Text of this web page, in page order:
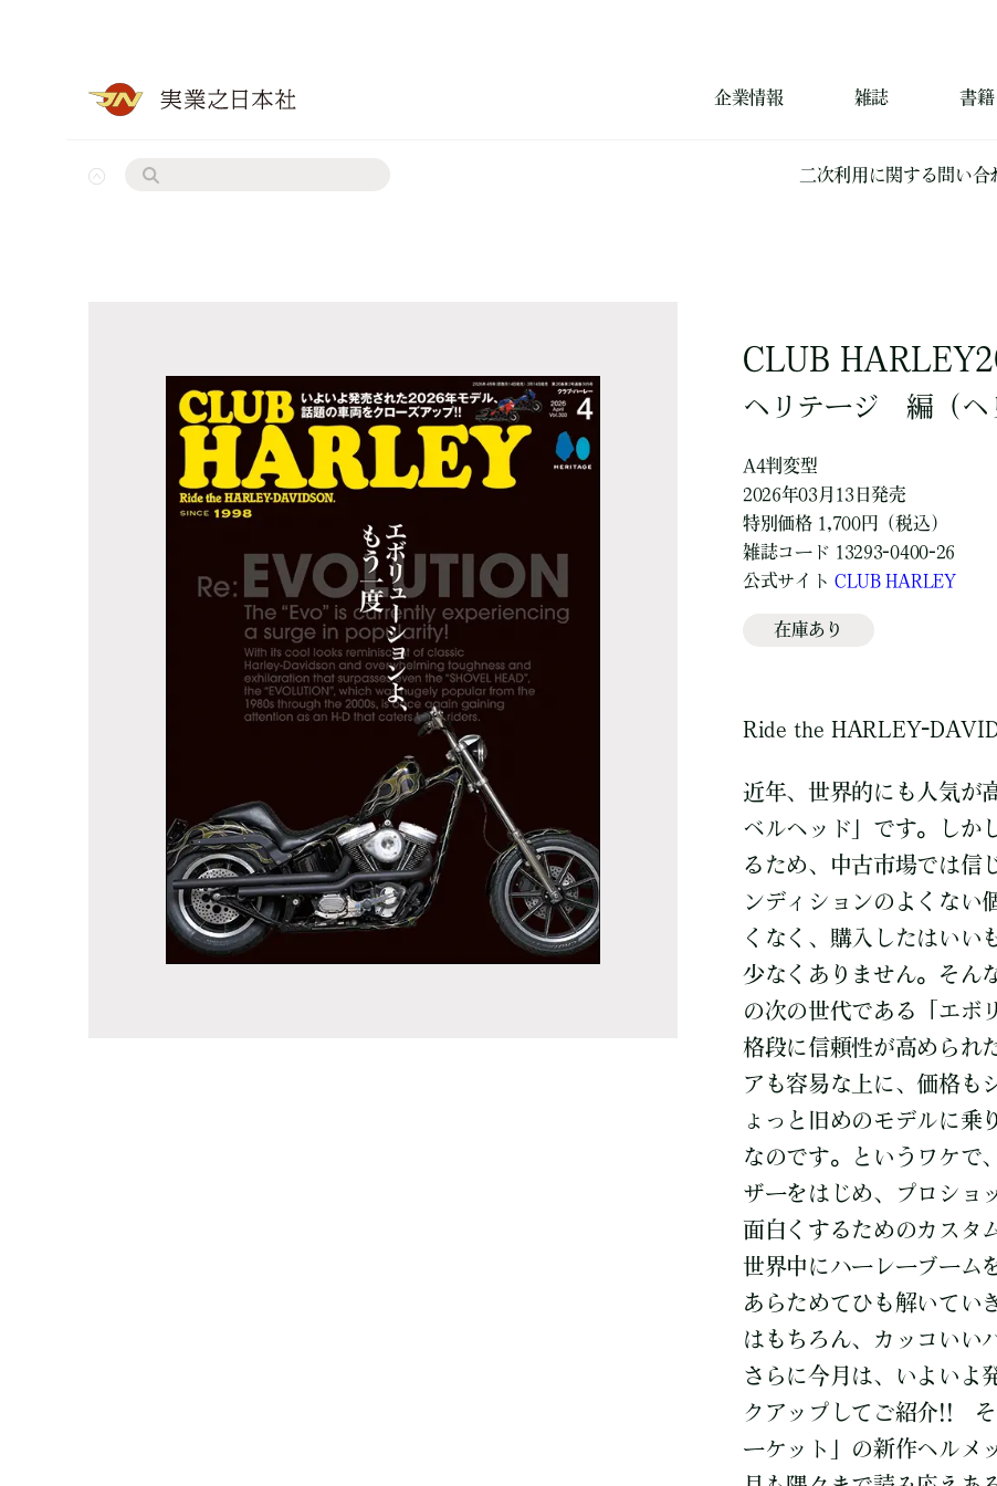
企業情報 雑誌 書籍
二次利用に関する問い合
CLUB
ヘリテージ 編 （
A4判変型
2026年03月13日発売
特別価格 1,700円（税込）
雑誌コード 13293-0400-26
公式サイトCLUB HARLEY
在庫あり
Ride the HARLEY-
近年、世界的にも人気が
ベルヘッド」です。しか
るため、中古市場では信
ンディションのよくない
くなく、購入したはいい
少なくありません。そん
の次の世代である「エボ
格段に信頼性が高められ
アも容易な上に、価格も
ょっと旧めのモデルに乗
なのです。というワケで
ザーをはじめ、プロショ
面白くするためのカスタ
世界中にハーレーブーム
あらためてひも解いて
はもちろん、カッコいい
さらに今月は、いよいよ
クアップしてご紹介!! そ
ーケット」の新作ヘルメ